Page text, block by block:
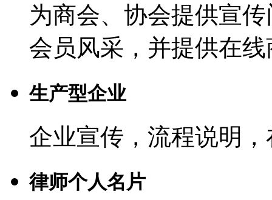
为商会、协会提供宣
会员风采，并提供在
生产型企业
企业宣传，流程说明
律师个人名片